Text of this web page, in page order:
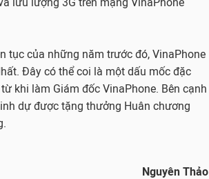
tục của những năm trước đó, VinaPhone
Đây có thể coi là một dấu mốc đặc
khi làm Giám đốc VinaPhone. Bên cạnh
dự được tặng thưởng Huân chương
Nguyên Thảo